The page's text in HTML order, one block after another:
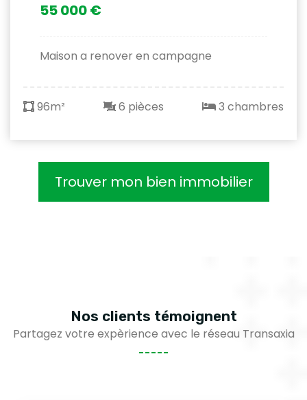
55 000 €
Maison a renover en campagne
96m² 6 pièces 3 chambres
Trouver mon bien immobilier
Nos clients témoignent
Partagez votre expèrience avec le réseau Transaxia